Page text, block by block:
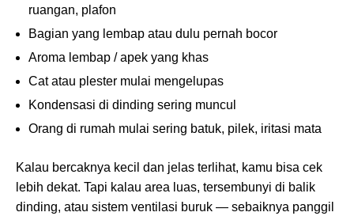
ruangan, plafon
Bagian yang lembap atau dulu pernah bocor
Aroma lembap / apek yang khas
Cat atau plester mulai mengelupas
Kondensasi di dinding sering muncul
Orang di rumah mulai sering batuk, pilek, iritasi mata
Kalau bercaknya kecil dan jelas terlihat, kamu bisa cek
lebih dekat. Tapi kalau area luas, tersembunyi di balik
dinding, atau sistem ventilasi buruk — sebaiknya panggil